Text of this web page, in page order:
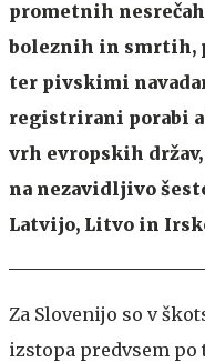
prometnih
boleznih in smrtih,
ter pivskimi
registrirani porabi
vrh evropskih
na nezavidljivo
Latvijo, Litvo in
Za Slovenijo so v
izstopa predvsem